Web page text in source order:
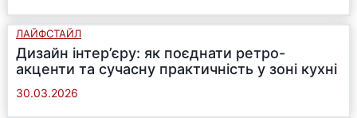
ЛАЙФСТАЙЛ
Дизайн інтер’єру: як поєднати ретро-
акценти та сучасну практичність у зоні кухні
30.03.2026